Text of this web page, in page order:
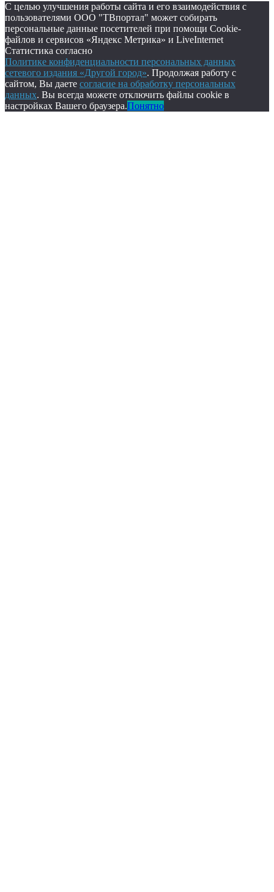
С целью улучшения работы сайта и его взаимодействия с
пользователями ООО "ТВпортал" может собирать
персональные данные посетителей при помощи Cookie-
файлов и сервисов «Яндекс Метрика» и LiveInternet
Статистика согласно
Политике конфиденциальности персональных данных
сетевого издания «Другой город». Продолжая работу с
сайтом, Вы даете согласие на обработку персональных
данных. Вы всегда можете отключить файлы cookie в
настройках Вашего браузера.Понятно